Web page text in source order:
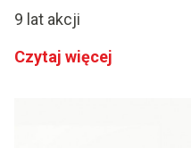
9 lat akcji
Czytaj więcej